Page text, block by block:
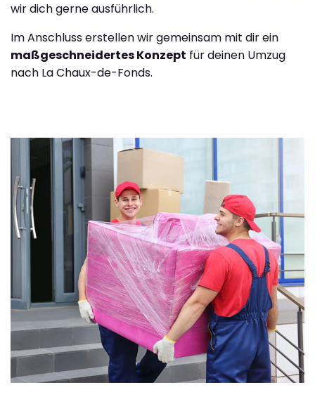
wir dich gerne ausführlich.
Im Anschluss erstellen wir gemeinsam mit dir ein
maßgeschneidertes Konzept für deinen Umzug
nach La Chaux-de-Fonds.